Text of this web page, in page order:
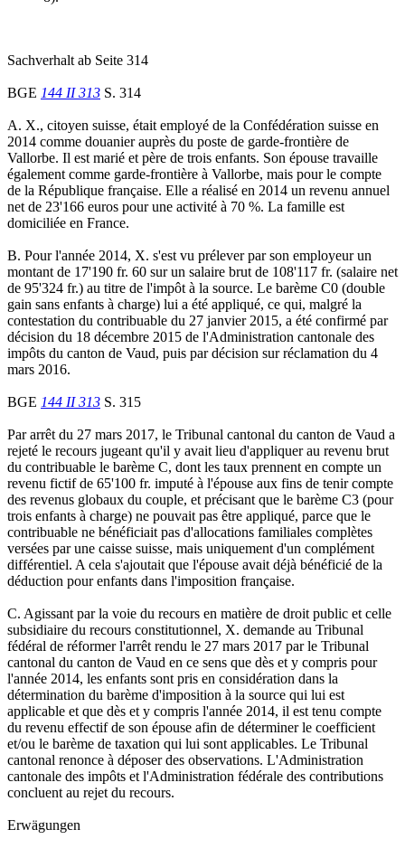
Sachverhalt ab Seite 314
BGE 144 II 313 S. 314
A. X., citoyen suisse, était employé de la Confédération suisse en
2014 comme douanier auprès du poste de garde-frontière de
Vallorbe. Il est marié et père de trois enfants. Son épouse travaille
également comme garde-frontière à Vallorbe, mais pour le compte
de la République française. Elle a réalisé en 2014 un revenu annuel
net de 23'166 euros pour une activité à 70 %. La famille est
domiciliée en France.
B. Pour l'année 2014, X. s'est vu prélever par son employeur un
montant de 17'190 fr. 60 sur un salaire brut de 108'117 fr. (salaire net
de 95'324 fr.) au titre de l'impôt à la source. Le barème C0 (double
gain sans enfants à charge) lui a été appliqué, ce qui, malgré la
contestation du contribuable du 27 janvier 2015, a été confirmé par
décision du 18 décembre 2015 de l'Administration cantonale des
impôts du canton de Vaud, puis par décision sur réclamation du 4
mars 2016.
BGE 144 II 313 S. 315
Par arrêt du 27 mars 2017, le Tribunal cantonal du canton de Vaud a
rejeté le recours jugeant qu'il y avait lieu d'appliquer au revenu brut
du contribuable le barème C, dont les taux prennent en compte un
revenu fictif de 65'100 fr. imputé à l'épouse aux fins de tenir compte
des revenus globaux du couple, et précisant que le barème C3 (pour
trois enfants à charge) ne pouvait pas être appliqué, parce que le
contribuable ne bénéficiait pas d'allocations familiales complètes
versées par une caisse suisse, mais uniquement d'un complément
différentiel. A cela s'ajoutait que l'épouse avait déjà bénéficié de la
déduction pour enfants dans l'imposition française.
C. Agissant par la voie du recours en matière de droit public et celle
subsidiaire du recours constitutionnel, X. demande au Tribunal
fédéral de réformer l'arrêt rendu le 27 mars 2017 par le Tribunal
cantonal du canton de Vaud en ce sens que dès et y compris pour
l'année 2014, les enfants sont pris en considération dans la
détermination du barème d'imposition à la source qui lui est
applicable et que dès et y compris l'année 2014, il est tenu compte
du revenu effectif de son épouse afin de déterminer le coefficient
et/ou le barème de taxation qui lui sont applicables. Le Tribunal
cantonal renonce à déposer des observations. L'Administration
cantonale des impôts et l'Administration fédérale des contributions
concluent au rejet du recours.
Erwägungen